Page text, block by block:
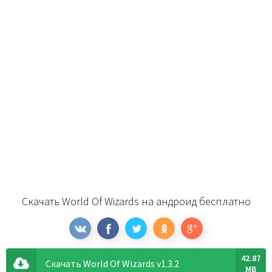
Скачать World Of Wizards на андроид бесплатно
Скачать World Of Wizards v1.3.2
42.87
MB